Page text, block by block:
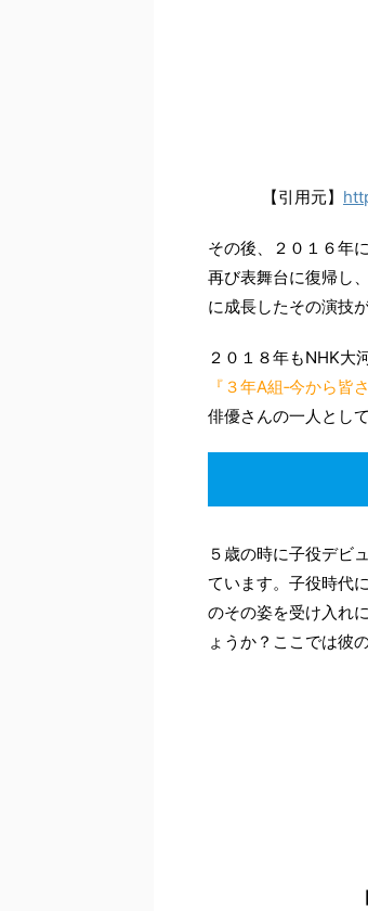
【引用元】
その後、２０１６年
再び表舞台に復帰し
に成長したその演技
２０１８年もNHK大
『３年A組‐今から皆
俳優さんの一人とし
５歳の時に子役デビ
ています。子役時代
のその姿を受け入れ
ょうか？ここでは彼